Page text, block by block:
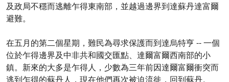
及政局不穩而逃離乍得東南部，並越過邊界到達蘇丹達富爾
避難。
在五月的第二個星期，難民為尋求保護而到達烏特亨 -- 一個
位於乍得邊界及中非共和國交匯點、達爾富爾西南部的小
鎮。新來的大多是乍得人，少數為三年前因達爾富爾衝突而
逃到乍得的蘇丹人，現在他們再次被迫流徙，回到蘇丹。